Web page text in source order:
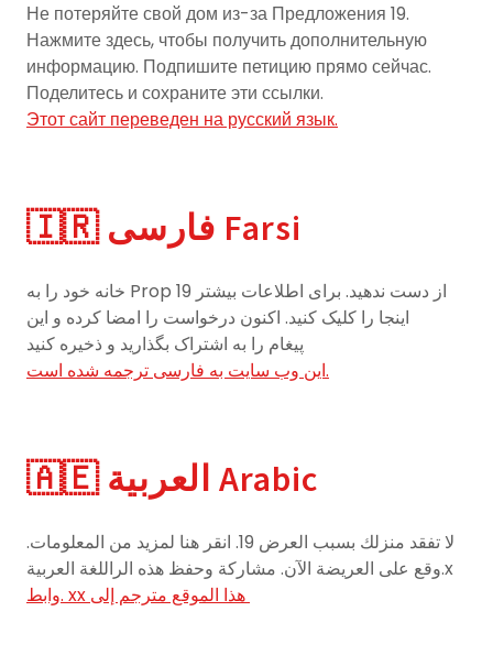
Не потеряйте свой дом из-за Предложения 19.
Нажмите здесь, чтобы получить дополнительную
информацию. Подпишите петицию прямо сейчас.
Поделитесь и сохраните эти ссылки.
Этот сайт переведен на русский язык.
🇮🇷 فارسی Farsi
خانه خود را به Prop 19 از دست ندهید. برای اطلاعات بیشتر
پیغام را به اشتراک بگذارید و ذخیره کنید
این وب سایت به فارسی ترجمه شده است.
🇦🇪 العربية Arabic
لا تفقد منزلك بسبب العرض 19. انقر هنا لمزيد من المعلومات.
وقع على العريضة الآن. مشاركة وحفظ هذه الراللغة العربية.x